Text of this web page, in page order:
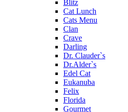
Blitz
Cat Lunch
Cats Menu
Clan
Crave
Darling
Dr. Clauder`s
Dr.Alder`s
Edel Cat
Eukanuba
Felix
Florida
Gourmet